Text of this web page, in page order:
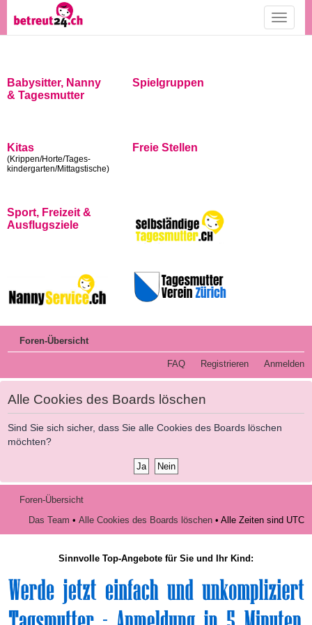
Toggle
Babysitter, Nanny
& Tagesmutter
Spielgruppen
Kitas
(Krippen/Horte/Tages-
kindergarten/Mittagstische)
Freie Stellen
Sport, Freizeit &
Ausflugsziele
Foren-Übersicht
FAQ Registrieren Anmelden
Alle Cookies des Boards löschen
Sind Sie sich sicher, dass Sie alle Cookies des Boards löschen
möchten?
Foren-Übersicht
Das Team • Alle Cookies des Boards löschen • Alle Zeiten sind UTC
Sinnvolle Top-Angebote für Sie und Ihr Kind: